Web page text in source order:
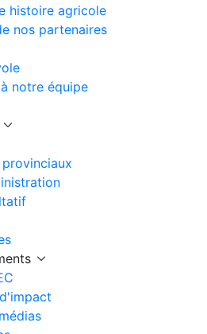
histoire agricole
nos partenaires
notre équipe